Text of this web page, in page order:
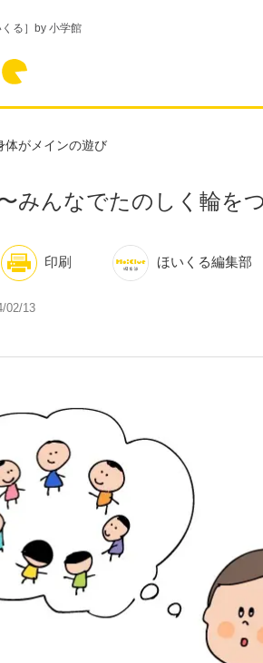
る］by 小学館
体がメインの遊び
みんなでたのしく輪を
ほいくる編集部
印刷
02/13